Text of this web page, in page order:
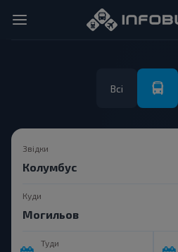
Всі
Звідки
Куди
Туди